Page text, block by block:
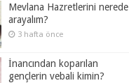
Mevlana Hazretlerini nerede
arayalım?
3 hafta önce
İnancından koparılan
gençlerin vebali kimin?